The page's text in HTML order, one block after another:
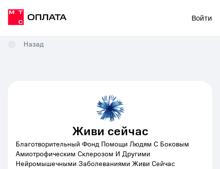
Войти
Назад
Живи сейчас
Благотворительный Фонд Помощи Людям С Боковым
Амиотрофическим Склерозом И Другими
Нейромышечными Заболеваниями Живи Сейчас